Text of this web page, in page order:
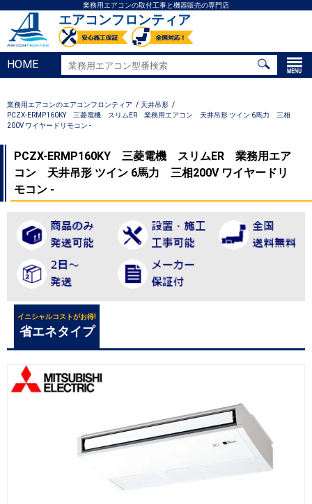
業務用エアコンの取付工事と機器販売の専門店
エアコンフロンティア
HOME
業務用エアコンのエアコンフロンティア
天井吊形
PCZX-ERMP160KY 三菱電機 スリムER 業務用エアコン 天井吊形 ツイン 6馬力 三相
200V ワイヤードリモコン -
PCZX-ERMP160KY 三菱電機 スリムER 業務用エア
コン 天井吊形 ツイン 6馬力 三相200V ワイヤードリ
モコン -
イニシャルコストがお得!
省エネタイプ